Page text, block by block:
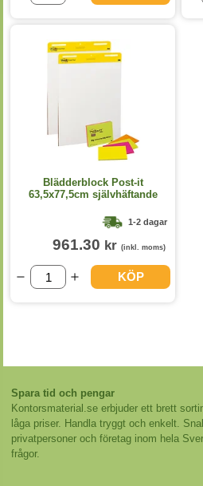
Blädderblock Post-it
63,5x77,5cm självhäftande
1-2 dagar
961.30 kr (inkl. moms)
KÖP
Spara tid och pengar
Kontorsmaterial.se erbjuder ett brett
låga priser. Handla tryggt och enkelt.
privatpersoner och företag inom hela
frågor.